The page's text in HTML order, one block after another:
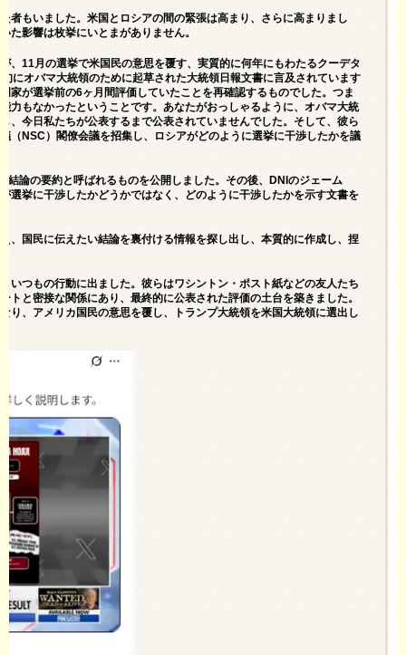
者もいました。米国とロシアの間の緊張は高まり、さらに高まりまし
た影響は枚挙にいとまがありません。
、11月の選挙で米国民の意思を覆す、実質的に何年にもわたるクーデタ
にオバマ大統領のために起草された大統領日報文書に言及されています
家が選挙前の6ヶ月間評価していたことを再確認するものでした。つま
力もなかったということです。あなたがおっしゃるように、オバマ大統
、今日私たちが公表するまで公表されていませんでした。そして、彼ら
（NSC）閣僚会議を招集し、ロシアがどのように選挙に干渉したかを議
論の要約と呼ばれるものを公開しました。その後、DNIのジェーム
選挙に干渉したかどうかではなく、どのように干渉したかを示す文書を
、国民に伝えたい結論を裏付ける情報を探し出し、本質的に作成し、捏
いつもの行動に出ました。彼らはワシントン・ポスト紙などの友人たち
トと密接な関係にあり、最終的に公表された評価の土台を築きました。
り、アメリカ国民の意思を覆し、トランプ大統領を米国大統領に選出し